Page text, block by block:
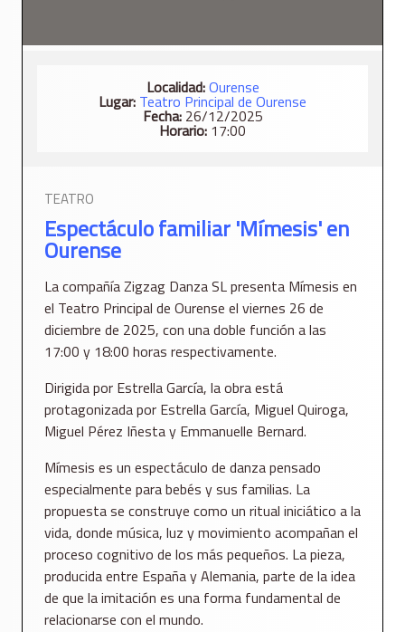
Localidad:Ourense
Lugar: Teatro Principal de Ourense
Fecha:26/12/2025
Horario: 17:00
TEATRO
Espectáculo familiar 'Mímesis' en
Ourense
La compañía Zigzag Danza SL presenta Mímesis en
el Teatro Principal de Ourense el viernes 26 de
diciembre de 2025, con una doble función a las
17:00 y 18:00 horas respectivamente.
Dirigida por Estrella García, la obra está
protagonizada por Estrella García, Miguel Quiroga,
Miguel Pérez Iñesta y Emmanuelle Bernard.
Mímesis es un espectáculo de danza pensado
especialmente para bebés y sus familias. La
propuesta se construye como un ritual iniciático a la
vida, donde música, luz y movimiento acompañan el
proceso cognitivo de los más pequeños. La pieza,
producida entre España y Alemania, parte de la idea
de que la imitación es una forma fundamental de
relacionarse con el mundo.